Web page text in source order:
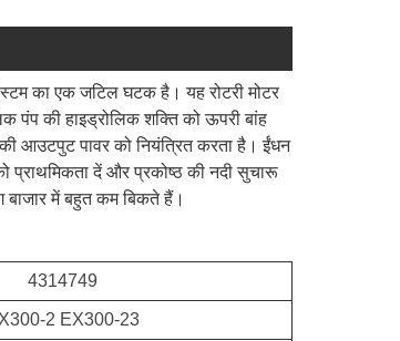
का एक जटिल घटक है। यह रोटरी मोटर
की हाइड्रोलिक शक्ति को ऊपरी बांह
आउटपुट पावर को नियंत्रित करता है। ईंधन
प्राथमिकता दें और प्रकोष्ठ की नदी सुचारू
में बहुत कम बिकते हैं।
4314749
2 EX300-23